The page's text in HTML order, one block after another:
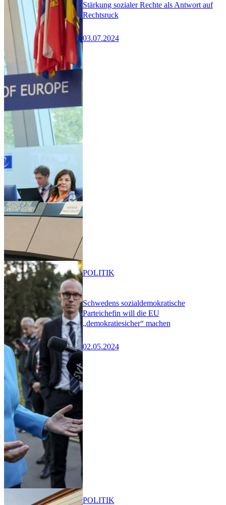
Stärkung sozialer Rechte als Antwort auf
Rechtsruck
03.07.2024
Schwedens sozialdemokratische
Parteichefin will die EU
„demokratiesicher“ machen
02.05.2024
POLITIK
POLITIK